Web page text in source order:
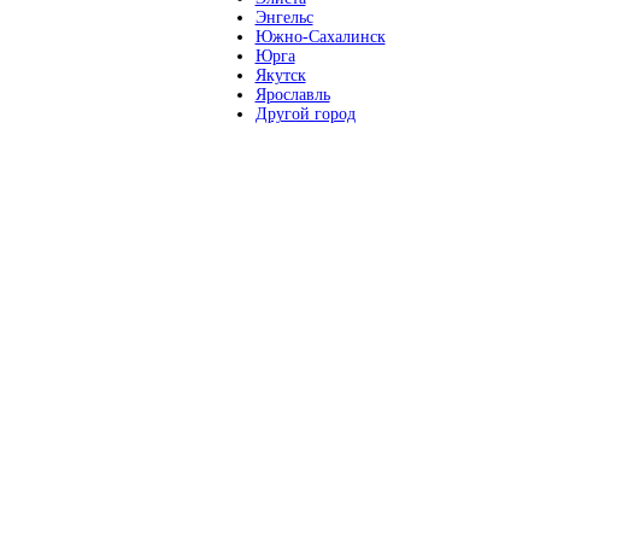
Энгельс
Южно-Сахалинск
Юрга
Якутск
Ярославль
Другой город